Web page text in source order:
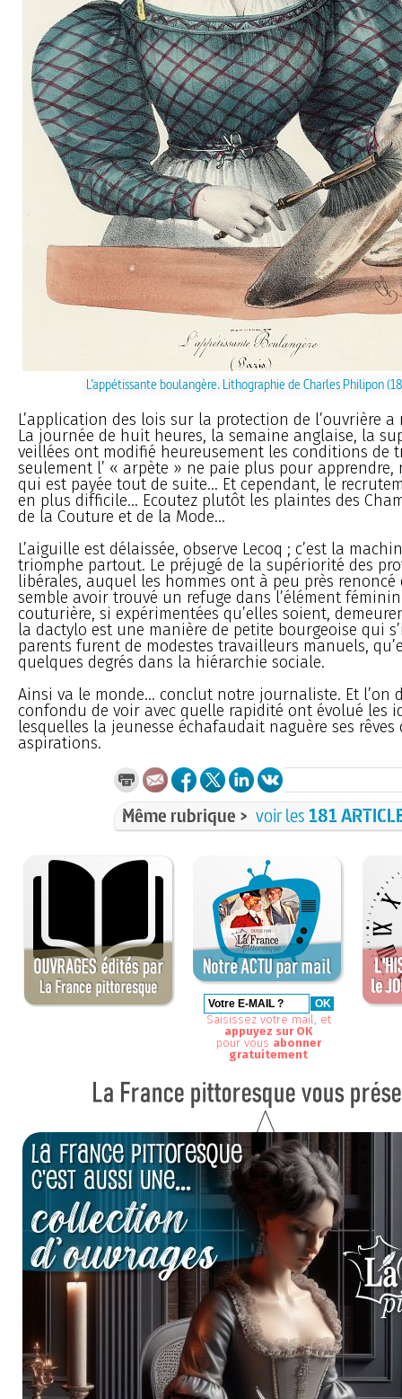
L’appétissante boulangère. Lithographie de Charles Philipon
L’application des lois sur la protection de l’ouvrière a
La journée de huit heures, la semaine anglaise, la
veillées ont modifié heureusement les conditions de
seulement l’ « arpète » ne paie plus pour apprendre,
qui est payée tout de suite... Et cependant, le
en plus difficile... Ecoutez plutôt les plaintes des
de la Couture et de la Mode...
L’aiguille est délaissée, observe Lecoq ; c’est la
triomphe partout. Le préjugé de la supériorité des
libérales, auquel les hommes ont à peu près renoncé
semble avoir trouvé un refuge dans l’élément
couturière, si expérimentées qu’elles soient,
la dactylo est une manière de petite bourgeoise qui
parents furent de modestes travailleurs manuels,
quelques degrés dans la hiérarchie sociale.
Ainsi va le monde... conclut notre journaliste. Et l’on
confondu de voir avec quelle rapidité ont évolué les
lesquelles la jeunesse échafaudait naguère ses rêves
aspirations.
Même rubrique > voir les 181
Saisissez votre mail, et
appuyez sur OK
pour vous abonner
gratuitement